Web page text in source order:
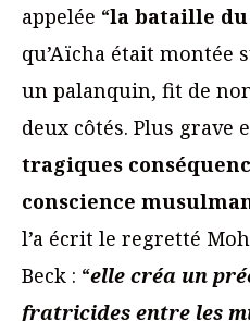
appelée “la bataille
qu’Aïcha était montée
un palanquin, fit de
deux côtés. Plus grave
tragiques
conscience
l’a écrit le regretté
Beck : “elle créa un
fratricides entre les